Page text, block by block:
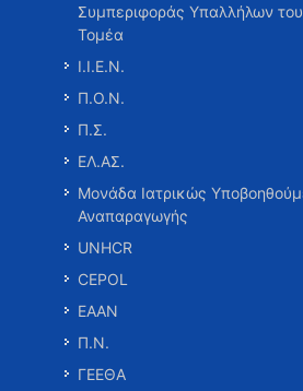
Συμπεριφοράς Υπαλλήλων
Τομέα
Ι.Ι.Ε.Ν.
Π.Ο.Ν.
Π.Σ.
ΕΛ.ΑΣ.
Μονάδα Ιατρικώς
Αναπαραγωγής
UNHCR
CEPOL
ΕΑΑΝ
Π.Ν.
ΓΕΕΘΑ